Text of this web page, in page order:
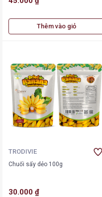
Thêm vào giỏ
TRODIVIE
Chuối sấy dẻo 100g
30.000 ₫